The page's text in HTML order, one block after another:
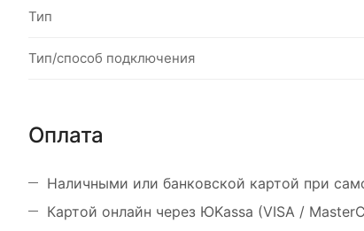
Тип
Тип/способ подключения
Оплата
Наличными или банковской картой при
Картой онлайн через ЮKassa (VISA /